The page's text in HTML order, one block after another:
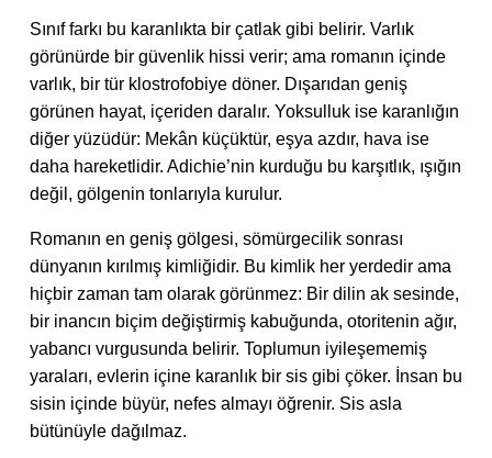
Sınıf farkı bu karanlıkta bir çatlak gibi belirir. Varlık
görünürde bir güvenlik hissi verir; ama romanın içinde
varlık, bir tür klostrofobiye döner. Dışarıdan geniş
görünen hayat, içeriden daralır. Yoksulluk ise karanlığın
diğer yüzüdür: Mekân küçüktür, eşya azdır, hava ise
daha hareketlidir. Adichie’nin kurduğu bu karşıtlık, ışığın
değil, gölgenin tonlarıyla kurulur.
Romanın en geniş gölgesi, sömürgecilik sonrası
dünyanın kırılmış kimliğidir. Bu kimlik her yerdedir ama
hiçbir zaman tam olarak görünmez: Bir dilin ak sesinde,
bir inancın biçim değiştirmiş kabuğunda, otoritenin ağır,
yabancı vurgusunda belirir. Toplumun iyileşememiş
yaraları, evlerin içine karanlık bir sis gibi çöker. İnsan bu
sisin içinde büyür, nefes almayı öğrenir. Sis asla
bütünüyle dağılmaz.